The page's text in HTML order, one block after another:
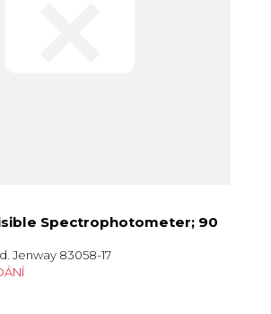
Spectrophotometer; 90
Jenway 83058-17